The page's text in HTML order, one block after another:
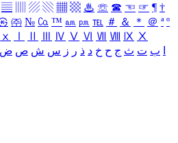
▤ ▨ ▧ ▦ ▩ ♨ ☏ ☎ ☜ ☞ ¶ †
㈜ № ㏇ ™ ㏂ ㏘ ℡ ＃ ＆ ＊ ＠ ª º
ⅹ Ⅳ Ⅴ Ⅵ Ⅶ Ⅷ Ⅸ Ⅹ
ب ت ث ج ح خ د ذ ر ز س ش ص ض